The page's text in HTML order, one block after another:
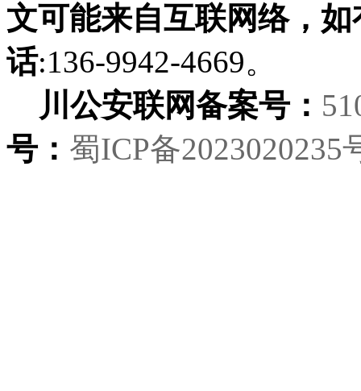
文可能来自互联网络，
话:136-9942-4669。
川公安联网备案号：
号： 蜀ICP备2023020235